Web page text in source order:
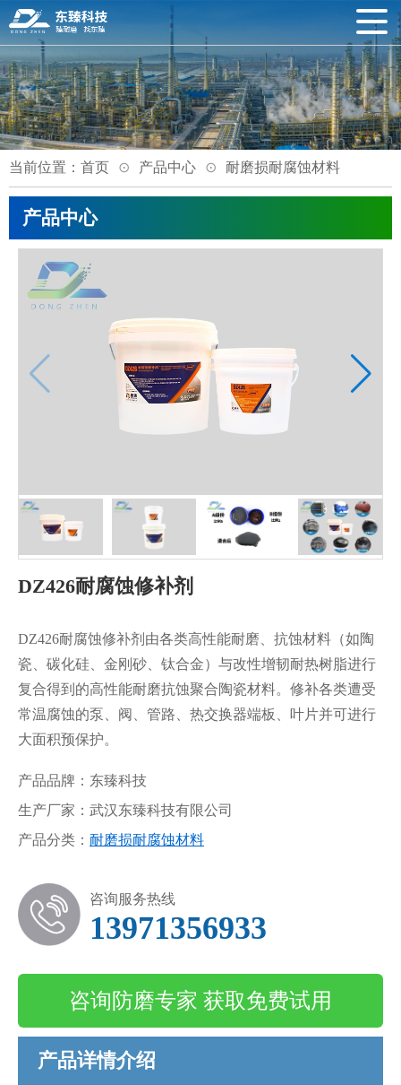
当前位置： 首页 产品中心 耐磨损耐腐蚀材料
产品中心
DZ426耐腐蚀修补剂
DZ426耐腐蚀修补剂由各类高性能耐磨、抗蚀材料（如陶
瓷、碳化硅、金刚砂、钛合金）与改性增韧耐热树脂进行
复合得到的高性能耐磨抗蚀聚合陶瓷材料。修补各类遭受
常温腐蚀的泵、阀、管路、热交换器端板、叶片并可进行
大面积预保护。
产品品牌：东臻科技
生产厂家：武汉东臻科技有限公司
产品分类： 耐磨损耐腐蚀材料
咨询服务热线
13971356933
咨询防磨专家 获取免费试用
产品详情介绍